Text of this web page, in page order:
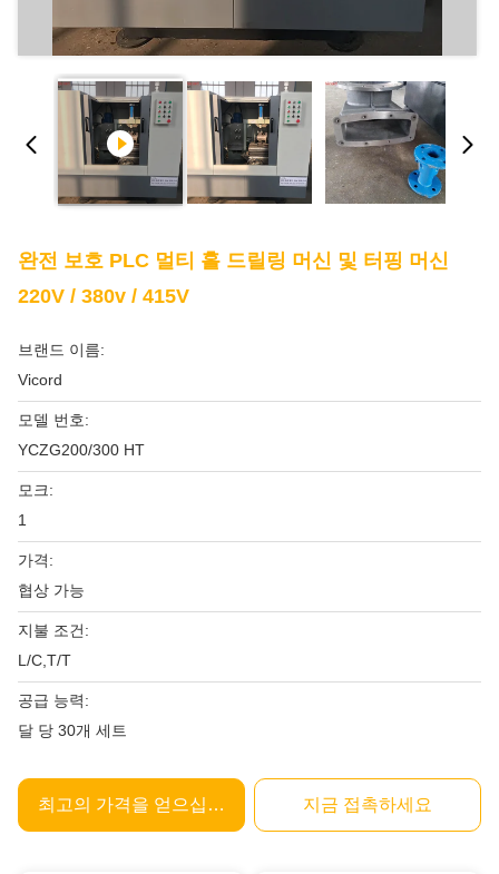
완전 보호 PLC 멀티 홀 드릴링 머신 및 터핑 머신
220V / 380v / 415V
브랜드 이름:
Vicord
모델 번호:
YCZG200/300 HT
모크:
1
가격:
협상 가능
지불 조건:
L/C,T/T
공급 능력:
달 당 30개 세트
최고의 가격을 얻으십시오 지금 접촉하세요